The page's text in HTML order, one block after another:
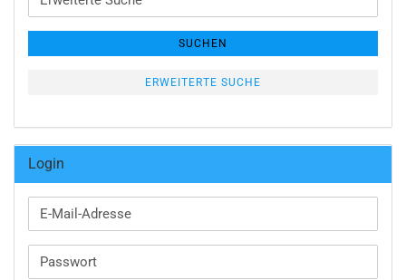
Suche
SUCHEN
ERWEITERTE SUCHE
Login
E-
Mail-
Passwort